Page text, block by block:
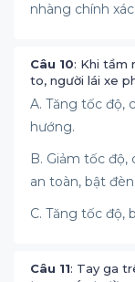
nhàng chính
Câu 10: Khi tầm
to, người lái xe
A. Tăng tốc độ,
hướng.
B. Giảm tốc độ,
an toàn, bật
C. Tăng tốc độ,
Câu 11: Tay ga